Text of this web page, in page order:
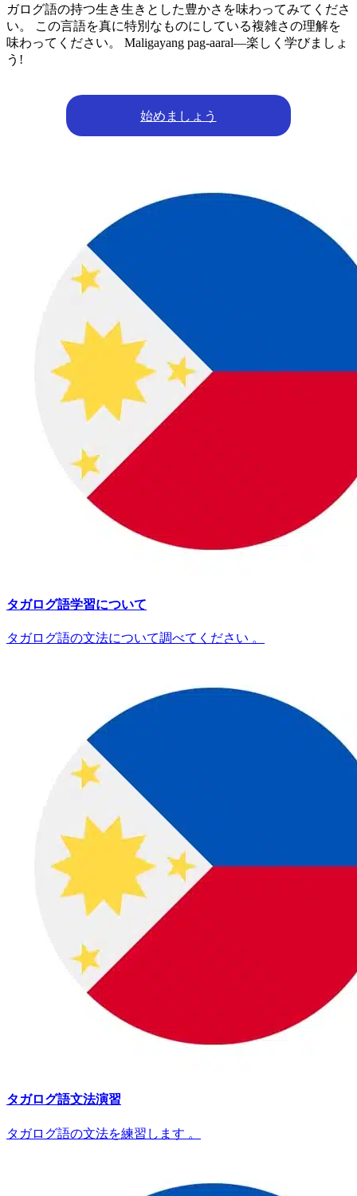
ガログ語の持つ生き生きとした豊かさを味わってみてくださ
い。 この言語を真に特別なものにしている複雑さの理解を
味わってください。 Maligayang pag-aaral—楽しく学びましょ
う!
始めましょう
タガログ語学習について
タガログ語の文法について調べてください 。
タガログ語文法演習
タガログ語の文法を練習します 。